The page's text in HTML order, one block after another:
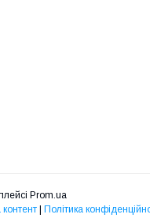
Prom.ua
Політика